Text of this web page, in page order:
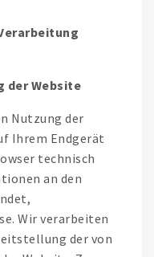
der Website
Nutzung der
Ihrem Endgerät
technisch
an den
Wir verarbeiten
der von